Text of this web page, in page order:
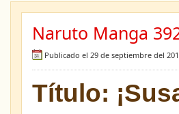
Naruto Manga
Publicado el 29 de septiembre del
Título: